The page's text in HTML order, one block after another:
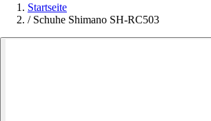
Startseite
/ Schuhe Shimano SH-RC503